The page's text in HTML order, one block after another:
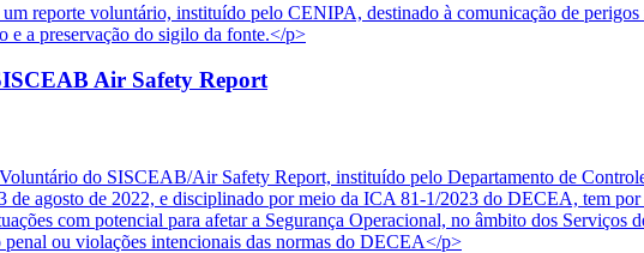
reporte voluntário, instituído pelo CENIPA, destinado à comunicação de perigos
e a preservação do sigilo da fonte.</p>
Air Safety Report
do SISCEAB/Air Safety Report, instituído pelo Departamento de
agosto de 2022, e disciplinado por meio da ICA 81-1/2023 do DECEA, tem por
com potencial para afetar a Segurança Operacional, no âmbito dos
ou violações intencionais das normas do DECEA</p>